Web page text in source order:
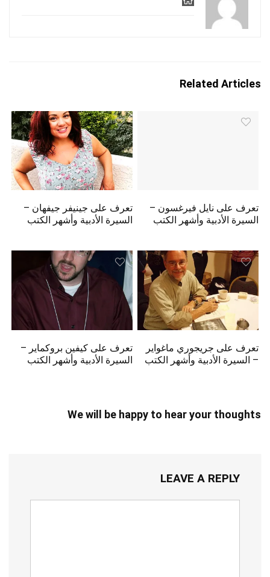
Related Articles
تعرف على نايل فيرغسون –
السيرة الأدبية وأشهر الكتب
تعرف على جينيفر جيفهان –
السيرة الأدبية وأشهر الكتب
تعرف على جريجوري ماغواير
– السيرة الأدبية وأشهر الكتب
تعرف على كيفين بروكماير –
السيرة الأدبية وأشهر الكتب
We will be happy to hear your thoughts
LEAVE A REPLY